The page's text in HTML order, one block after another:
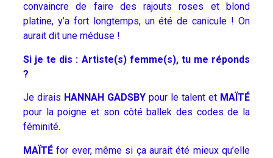
convaincre de faire des rajouts roses et blond
platine, y’a fort longtemps, un été de canicule ! On
aurait dit une méduse !
Si je te dis : Artiste(s) femme(s), tu me réponds
?
Je dirais HANNAH GADSBYpour le talent et MAÏTÉ
pour la poigne et son côté ballek des codes de la
féminité.
MAÏTÉfor ever, même si ça aurait été mieux qu’elle